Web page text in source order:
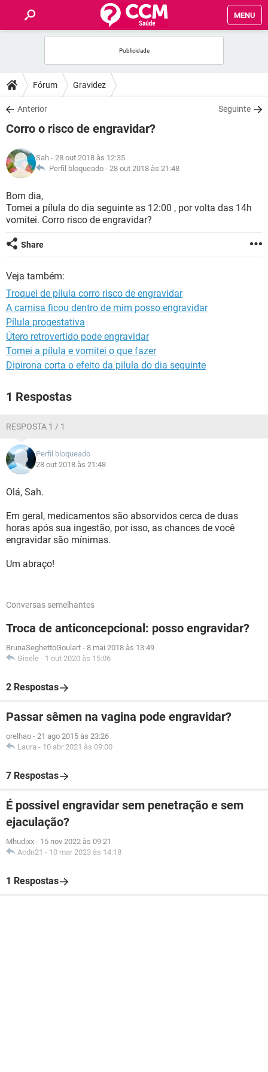
MENU
FÓRUM
SAÚDE
NUTRIÇÃO
BEM-ESTAR
Fórum Gravidez
Anterior Seguinte
Corro o risco de engravidar?
Sah - 28 out 2018 às 12:35
Perfil bloqueado - 28 out 2018 às 21:48
Bom dia,
Tomei a pílula do dia seguinte as 12:00 , por volta das 14h
vomitei. Corro risco de engravidar?
Share
Veja também:
Troquei de pílula corro risco de engravidar
A camisa ficou dentro de mim posso engravidar
Pílula progestativa
Útero retrovertido pode engravidar
Tomei a pílula e vomitei o que fazer
Dipirona corta o efeito da pilula do dia seguinte
1 Respostas
RESPOSTA 1 / 1
Perfil bloqueado
28 out 2018 às 21:48
Olá, Sah.
Em geral, medicamentos são absorvidos cerca de duas
horas após sua ingestão, por isso, as chances de você
engravidar são mínimas.
Um abraço!
Conversas semelhantes
Troca de anticoncepcional: posso engravidar?
BrunaSeghettoGoulart - 8 mai 2018 às 13:49
Gisele - 1 out 2020 às 15:06
2 Respostas
Passar sêmen na vagina pode engravidar?
orelhao - 21 ago 2015 às 23:26
Laura - 10 abr 2021 às 09:00
7 Respostas
É possivel engravidar sem penetração e sem
ejaculação?
Mhudixx - 15 nov 2022 às 09:21
Acdn21 - 10 mar 2023 às 14:18
1 Respostas